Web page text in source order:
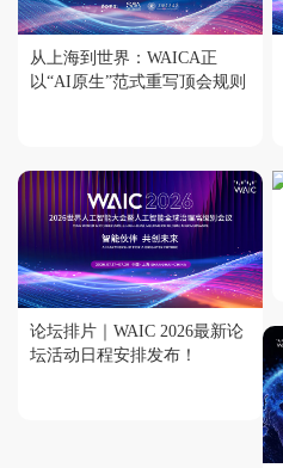
从上海到世界：WAICA正
以“AI原生”范式重写顶会规则
论坛排片｜WAIC 2026最新论
坛活动日程安排发布！